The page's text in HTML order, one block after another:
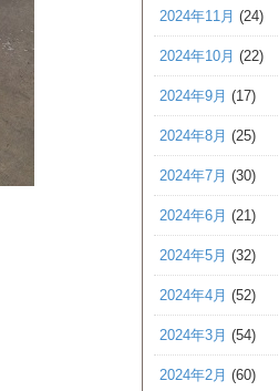
2024年11月 (24)
2024年10月 (22)
2024年9月 (17)
2024年8月 (25)
2024年7月 (30)
2024年6月 (21)
2024年5月 (32)
2024年4月 (52)
2024年3月 (54)
2024年2月 (60)